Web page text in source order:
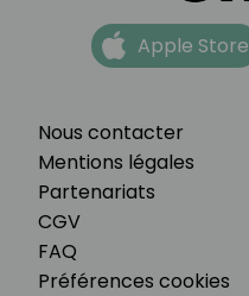
Nous contacter
Mentions légales
Partenariats
CGV
FAQ
Préférences cookies
Apple Store